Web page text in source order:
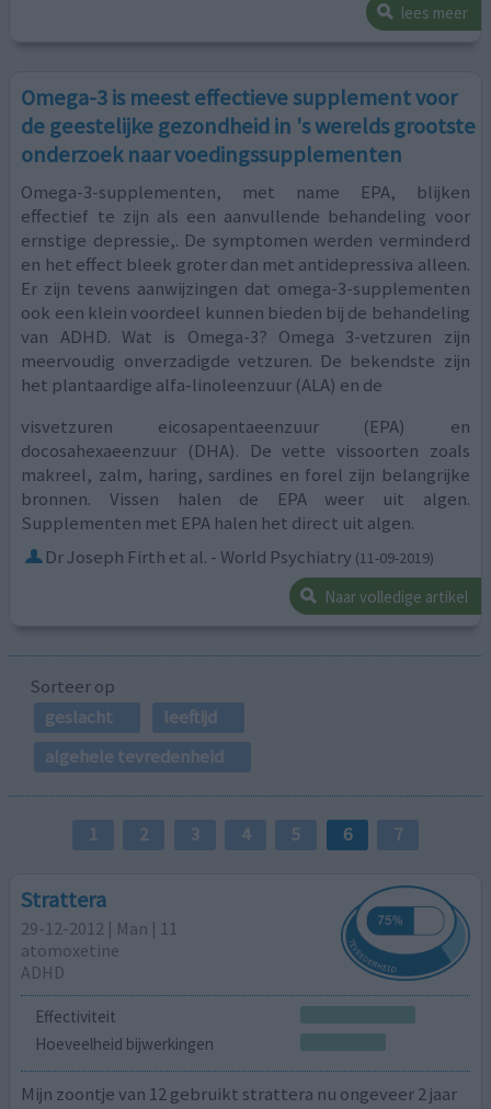
lees meer
Omega-3 is meest effectieve supplement voor
de geestelijke gezondheid in 's werelds grootste
onderzoek naar voedingssupplementen
Omega-3-supplementen, met name EPA, blijken
effectief te zijn als een aanvullende behandeling voor
ernstige depressie,. De symptomen werden verminderd
en het effect bleek groter dan met antidepressiva alleen.
Er zijn tevens aanwijzingen dat omega-3-supplementen
ook een klein voordeel kunnen bieden bij de behandeling
van ADHD. Wat is Omega-3? Omega 3-vetzuren zijn
meervoudig onverzadigde vetzuren. De bekendste zijn
het plantaardige alfa-linoleenzuur (ALA) en de
visvetzuren eicosapentaeenzuur (EPA) en
docosahexaeenzuur (DHA). De vette vissoorten zoals
makreel, zalm, haring, sardines en forel zijn belangrijke
bronnen. Vissen halen de EPA weer uit algen.
Supplementen met EPA halen het direct uit algen.
Dr Joseph Firth et al. - World Psychiatry (11-09-2019)
Naar volledige artikel
Sorteer op
geslacht
leeftijd
algehele tevredenheid
1 2 3 4 5 6 7
Strattera
29-12-2012 | Man | 11
atomoxetine
ADHD
Effectiviteit
Hoeveelheid bijwerkingen
Mijn zoontje van 12 gebruikt strattera nu ongeveer 2 jaar